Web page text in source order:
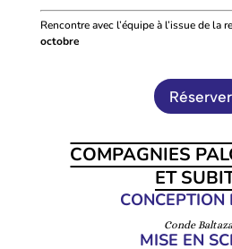
Rencontre avec l’équipe à l’issue de la
octobre
Réserver
COMPAGNIES
ET
CONCEPTION
Conde
MISE EN